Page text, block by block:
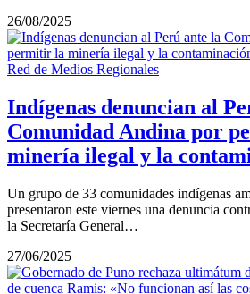
26/08/2025
Red de Medios Regionales
Indígenas denuncian al
Comunidad Andina por
minería ilegal y la
Un grupo de 33 comunidades indígenas
presentaron este viernes una denuncia
la Secretaría General…
27/06/2025